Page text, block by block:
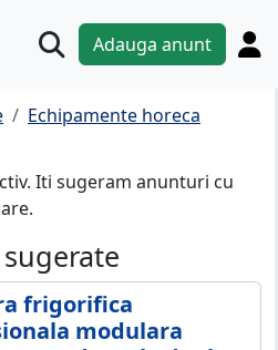
Adauga anunt
Echipamente horeca
Iti sugeram anunturi cu
frigorifica
modulara